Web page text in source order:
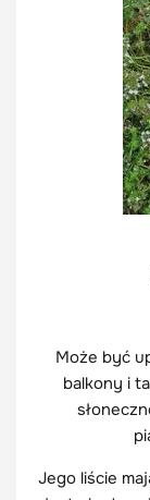
Może być
balkony i
Jego liście